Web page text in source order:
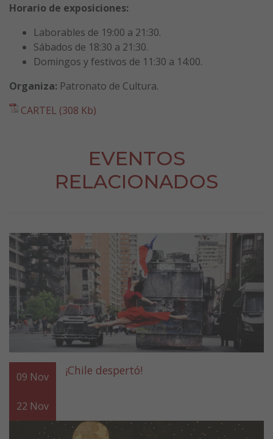
Horario de exposiciones:
Laborables de 19:00 a 21:30.
Sábados de 18:30 a 21:30.
Domingos y festivos de 11:30 a 14:00.
Organiza: Patronato de Cultura.
CARTEL (308 Kb)
EVENTOS
RELACIONADOS
09 Nov
22 Nov
¡Chile despertó!